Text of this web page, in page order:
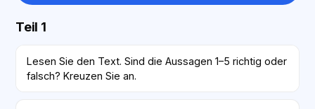
Teil 1
Lesen Sie den Text. Sind die Aussagen 1–5 richtig oder
falsch? Kreuzen Sie an.